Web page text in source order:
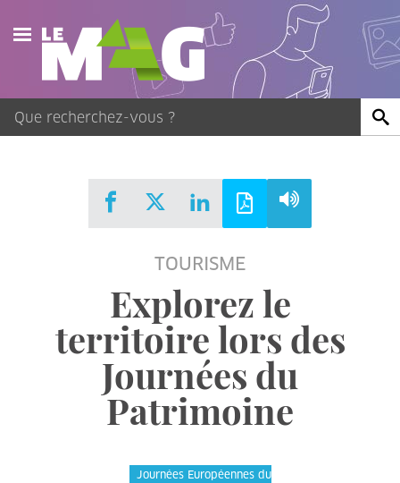
Actualités
Agenda
Publications
TOURISME
Explorez le
territoire lors des
Journées du
Patrimoine
Journées Européennes du